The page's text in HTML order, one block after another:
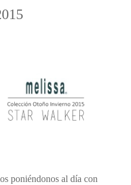
poniéndonos al día con